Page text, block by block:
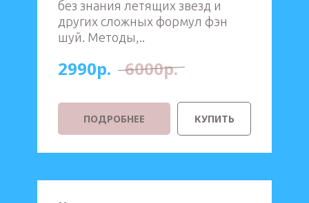
без знания летящих звезд и
других сложных формул фэн
шуй. Методы,..
2990р. 6000р.
ПОДРОБНЕЕ КУПИТЬ